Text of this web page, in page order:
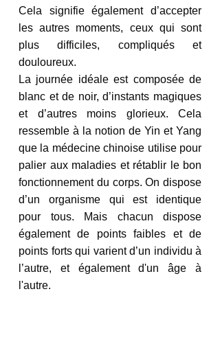
Cela signifie également d’accepter
les autres moments, ceux qui sont
plus difficiles, compliqués et
douloureux.
La journée idéale est composée de
blanc et de noir, d’instants magiques
et d’autres moins glorieux. Cela
ressemble à la notion de Yin et Yang
que la médecine chinoise utilise pour
palier aux maladies et rétablir le bon
fonctionnement du corps. On dispose
d’un organisme qui est identique
pour tous. Mais chacun dispose
également de points faibles et de
points forts qui varient d’un individu à
l’autre, et également d'un âge à
l'autre.